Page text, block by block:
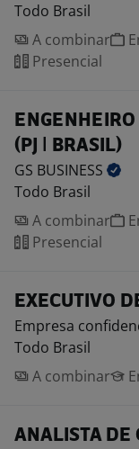
Todo Brasil
A combinar
Presencial
(PJ | BRASIL)
GS BUSINESS
Todo Brasil
A combinar
Presencial
EXECUTIVO
Empresa
Todo Brasil
A combinar
ANALISTA DE